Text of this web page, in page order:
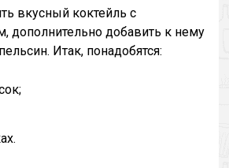
вкусный коктейль с
добавить к нему
Итак, понадобятся: